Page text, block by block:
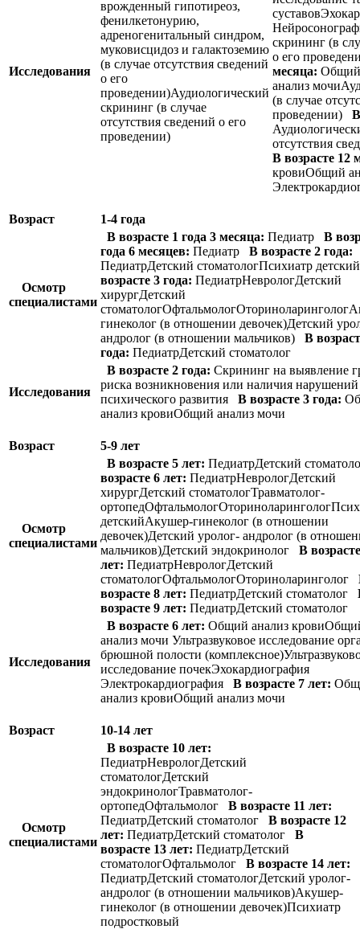
Исследования
врожденный гипотиреоз,
фенилкетонурию,
адреногенитальный синдром,
муковисцидоз и галактоземию
(в случае отсутствия сведений
о его
проведении)Аудиологический
скрининг (в случае
отсутствия сведений о его
проведении)
скрининг (в
о его
месяца: Общий
анализ
(в случае
проведении)
отсутствия
В возрасте 12
кровиОбщий
Возраст 1-4 года
Осмотр
специалистами
В возрасте 1 года 3 месяца: Педиатр В
года 6 месяцев: Педиатр В возрасте 2 года:
ПедиатрДетский стоматологПсихиатр
возрасте 3 года: ПедиатрНеврологДетский
хирургДетский
гинеколог (в отношении девочек)Детский
андролог (в отношении мальчиков) В
года: ПедиатрДетский стоматолог
Исследования
В возрасте 2 года: Скрининг на выявление
риска возникновения или наличия нарушений
психического развития
В возрасте 3 года:
анализ кровиОбщий анализ мочи
Возраст 5-9 лет
Осмотр
специалистами
В возрасте 5 лет: ПедиатрДетский
возрасте 6 лет: ПедиатрНеврологДетский
хирургДетский стоматологТравматолог-
детскийАкушер-гинеколог (в отношении
девочек)Детский уролог- андролог (в
мальчиков)Детский эндокринолог В
лет: ПедиатрНеврологДетский
стоматологОфтальмологОториноларинголог
возрасте 8 лет: ПедиатрДетский стоматолог
возрасте 9 лет: ПедиатрДетский стоматолог
Исследования
В возрасте 6 лет: Общий анализ
анализ мочи Ультразвуковое исследование
брюшной полости
исследование почекЭхокардиография
Электрокардиография В возрасте 7 лет:
анализ кровиОбщий анализ мочи
Возраст 10-14 лет
Осмотр
специалистами
В возрасте 10 лет:
ПедиатрНеврологДетский
стоматологДетский
эндокринологТравматолог-
ортопедОфтальмолог
В возрасте 11 лет:
ПедиатрДетский стоматолог
В возрасте 12
лет: ПедиатрДетский стоматолог В
возрасте 13 лет: ПедиатрДетский
стоматологОфтальмолог
В возрасте 14 лет:
ПедиатрДетский стоматологДетский уролог-
андролог (в отношении мальчиков)Акушер-
гинеколог (в отношении девочек)Психиатр
подростковый